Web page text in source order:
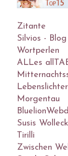
Zitante
Silvios - Blog
Wortperlen
ALLes
Lebenslichter
Morgentau
Susis
Tirilli
Zwischen